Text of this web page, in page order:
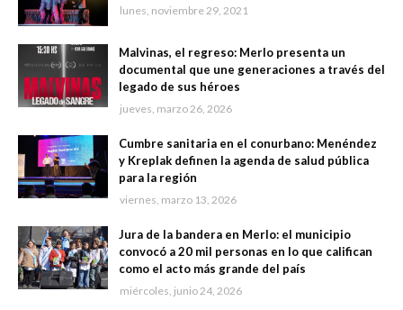
lunes, noviembre 29, 2021
Malvinas, el regreso: Merlo presenta un
documental que une generaciones a través del
legado de sus héroes
jueves, marzo 26, 2026
Cumbre sanitaria en el conurbano: Menéndez
y Kreplak definen la agenda de salud pública
para la región
viernes, marzo 13, 2026
Jura de la bandera en Merlo: el municipio
convocó a 20 mil personas en lo que califican
como el acto más grande del país
miércoles, junio 24, 2026